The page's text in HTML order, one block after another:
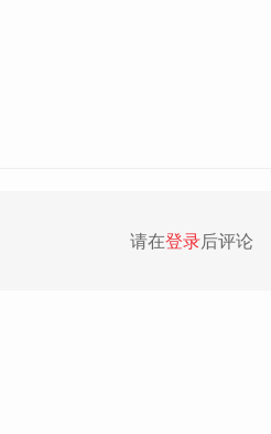
请在登录后评论